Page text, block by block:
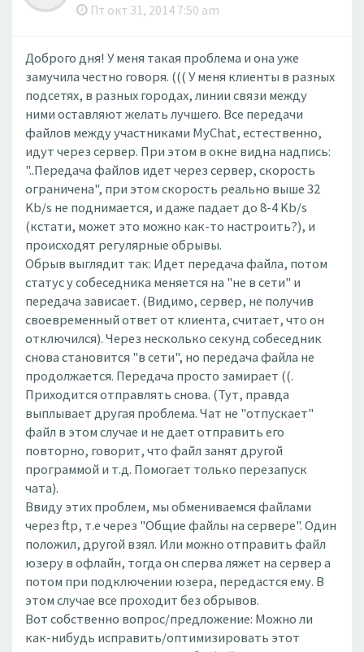
Пт окт 31, 2014 7:50 am
Доброго дня! У меня такая проблема и она уже
замучила честно говоря. ((( У меня клиенты в разных
подсетях, в разных городах, линии связи между
ними оставляют желать лучшего. Все передачи
файлов между участниками MyChat, естественно,
идут через сервер. При этом в окне видна надпись:
"..Передача файлов идет через сервер, скорость
ограничена", при этом скорость реально выше 32
Kb/s не поднимается, и даже падает до 8-4 Kb/s
(кстати, может это можно как-то настроить?), и
происходят регулярные обрывы.
Обрыв выглядит так: Идет передача файла, потом
статус у собеседника меняется на "не в сети" и
передача зависает. (Видимо, сервер, не получив
своевременный ответ от клиента, считает, что он
отключился). Через несколько секунд собеседник
снова становится "в сети", но передача файла не
продолжается. Передача просто замирает ((.
Приходится отправлять снова. (Тут, правда
выплывает другая проблема. Чат не "отпускает"
файл в этом случае и не дает отправить его
повторно, говорит, что файл занят другой
программой и т.д. Помогает только перезапуск
чата).
Ввиду этих проблем, мы обмениваемся файлами
через ftp, т.е через "Общие файлы на сервере". Один
положил, другой взял. Или можно отправить файл
юзеру в офлайн, тогда он сперва ляжет на сервер а
потом при подключении юзера, передастся ему. В
этом случае все проходит без обрывов.
Вот собственно вопрос/предложение: Можно ли
как-нибудь исправить/оптимизировать этот